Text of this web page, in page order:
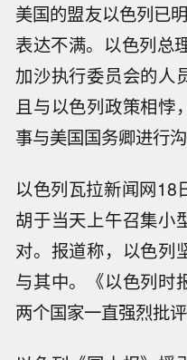
美国的盟友以色列已
表达不满。以色列总
加沙执行委员会的人
且与以色列政策相悖
事与美国国务卿进行沟
以色列瓦拉新闻网18
胡于当天上午召集小
对。报道称，以色列
与其中。《以色列时
两个国家一直强烈批